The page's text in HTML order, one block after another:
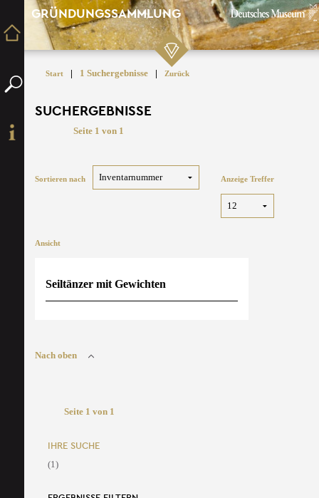
GRÜNDUNGSSAMMLUNG
Start | 1 Suchergebnisse | Zurück
SUCHERGEBNISSE
Seite 1 von 1
Sortieren nach Anzeige Treffer
Ansicht
Seiltänzer mit Gewichten
Nach oben
Seite 1 von 1
IHRE SUCHE
(1)